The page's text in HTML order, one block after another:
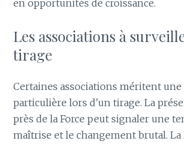
en opportunités de croissance.
Les associations à
tirage
Certaines associations méritent
particulière lors d'un tirage. La
près de la Force peut signaler une
maîtrise et le changement brutal. La